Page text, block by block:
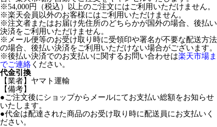
※54,000円（税込）以上のご注文にはご利用いただけません。
※楽天会員以外のお客様にはご利用いただけません。
※注文者またはお届け先住所のどちらかが国外の場合、後払い
決済をご利用いただけません。
※メール便等のお受け取り時に受領印や署名が不要な配送方法
の場合、後払い決済をご利用いただけない場合がございます。
※後払い決済でのお支払いに関するお問い合わせは楽天市場ま
でご連絡 ください。
代金引換
【業者】ヤマト運輸
【備考】
●ご注文後にショップからメールにてお支払い総額をお知らせ
いたします。
●代金は配達された商品のお受け取り時に配送員にお支払いく
ださい。